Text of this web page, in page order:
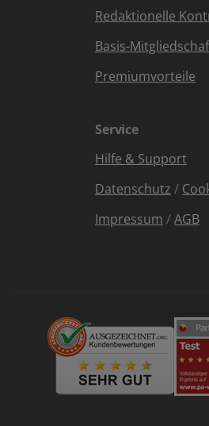
Redaktionelle
Basis-
Premiumvorteile
Service
Hilfe & Support
Datenschutz /
Impressum /AGB